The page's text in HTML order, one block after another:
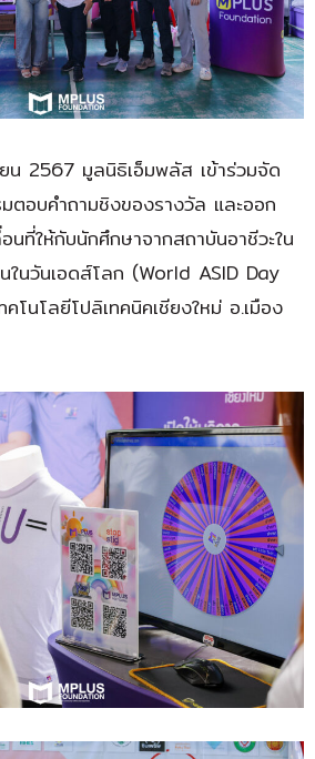
2567 มูลนิธิเอ็มพลัส เข้าร่วมจัด
ตอบคำถามชิงของรางวัล และออก
ที่ให้กับนักศึกษาจากสถาบันอาชีวะใน
ในวันเอดส์โลก (World ASID Day
นโลยีโปลิเทคนิคเชียงใหม่ อ.เมือง